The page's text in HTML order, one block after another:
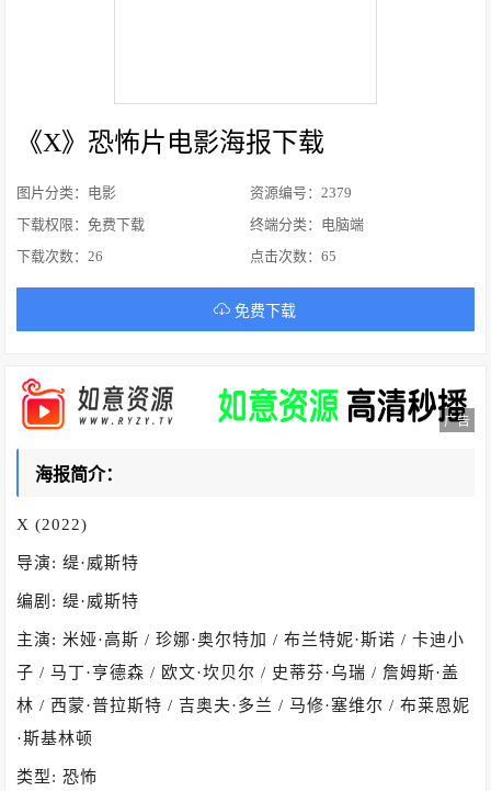
《X》恐怖片电影海报下载
资源编号：2379
图片分类：电影
终端分类：电脑端
下载权限：免费下载
点击次数：65
下载次数： 26
免费下载
广告
海报简介：
X (2022)
导演: 缇·威斯特
编剧: 缇·威斯特
主演: 米娅·高斯 / 珍娜·奥尔特加 / 布兰特妮·斯诺 / 卡迪小
子 / 马丁·亨德森 / 欧文·坎贝尔 / 史蒂芬·乌瑞 / 詹姆斯·盖
林 / 西蒙·普拉斯特 / 吉奥夫·多兰 / 马修·塞维尔 / 布莱恩妮
·斯基林顿
类型: 恐怖